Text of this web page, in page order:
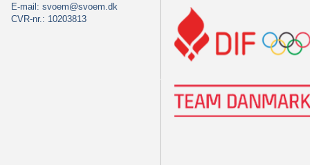
E-mail: svoem@svoem.dk
CVR-nr.: 10203813